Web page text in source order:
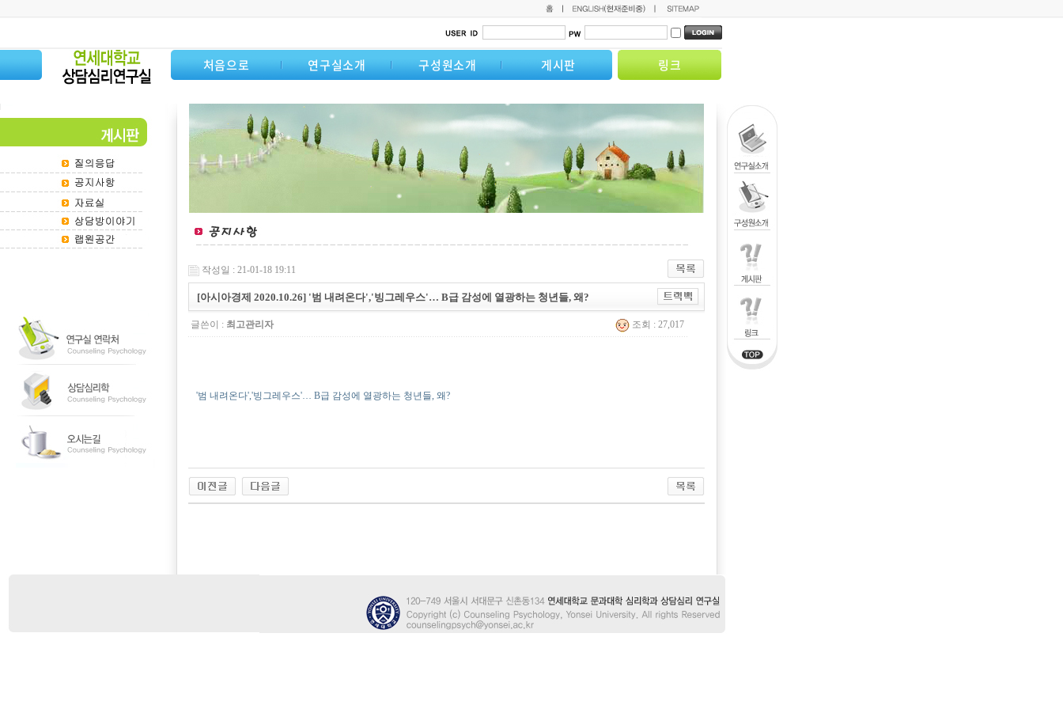
처음으로 연구실소개 구성원소개 게시판 링크
작성일 : 21-01-18 19:11
[아시아경제 2020.10.26] '범 내려온다','빙그레우스'… B급 감성에 열광하는 청년들, 왜?
글쓴이 : 최고관리자 조회 : 27,017
'범 내려온다','빙그레우스'… B급 감성에 열광하는 청년들, 왜?